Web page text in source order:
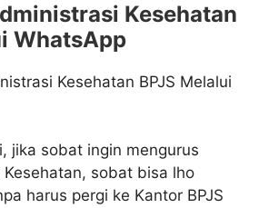
Kesehatan
WhatsApp
jika sobat ingin mengurus
Kesehatan, sobat bisa lho
harus pergi ke Kantor BPJS